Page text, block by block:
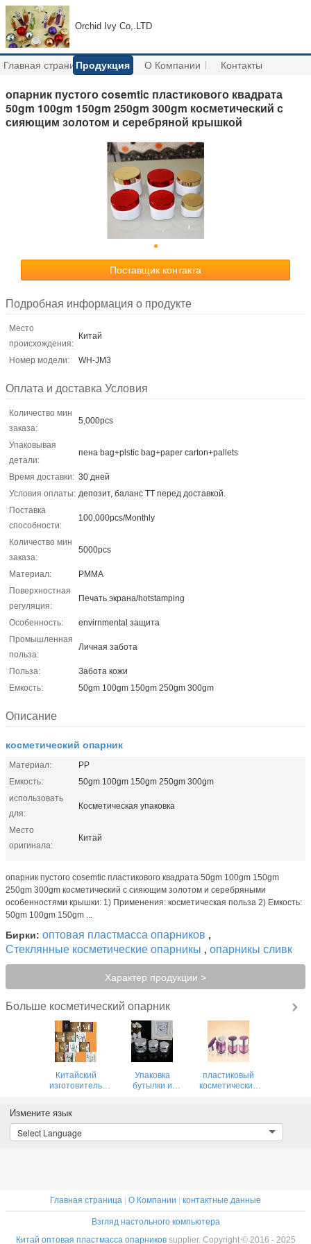
Orchid Ivy Co,.LTD
Главная страницаПродукция О Компании Контакты
опарник пустого cosemtic пластикового квадрата
50gm 100gm 150gm 250gm 300gm косметический с
сияющим золотом и серебряной крышкой
Поставщик контакта
Подробная информация о продукте
Место
происхождения:
Китай
Номер модели: WH-JM3
Оплата и доставка Условия
Количество мин
заказа:
5,000pcs
Упаковывая
детали:
пена bag+plstic bag+paper carton+pallets
Время доставки: 30 дней
Условия оплаты: депозит, баланс TT перед доставкой.
Поставка
способности:
100,000pcs/Monthly
Количество мин
заказа:
5000pcs
Материал:
PMMA
Поверхностная
регуляция:
Печать экрана/hotstamping
Особенность:
envirnmental защита
Промышленная
польза:
Личная забота
Польза:
Забота кожи
Емкость:
50gm 100gm 150gm 250gm 300gm
Описание
косметический опарник
Материал:
PP
Емкость:
50gm 100gm 150gm 250gm 300gm
использовать
для:
Косметическая упаковка
Место
оригинала:
Китай
опарник пустого cosemtic пластикового квадрата 50gm 100gm 150gm
250gm 300gm косметический с сияющим золотом и серебряными
особенностями крышки: 1) Применения: косметическая польза 2) Емкость:
50gm 100gm 150gm ...
Бирки: оптовая пластмасса опарников ,
Стеклянные косметические опарникы , опарникы сливк
Характер продукции >
Больше косметический опарник
Китайский
изготовитель
упаковки
косметический
поставщик
Упаковка
бутылки и
опарника сливк
skincare
пластиковый
косметический
Измените язык
Select Language
Главная страница | О Компании | контактные данные
Взгляд настольного компьютера
Китай оптовая пластмасса опарниковsupplier. Copyright © 2016 - 2025